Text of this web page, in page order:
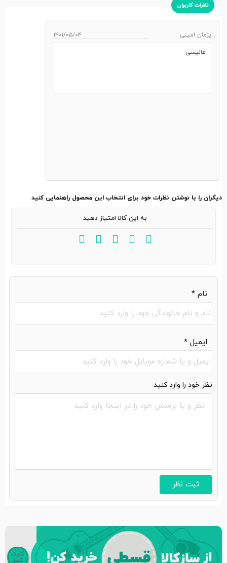
نظرات کاربران
پژمان امینی ۱۴۰۱/۰۵/۰۴
عالیسی
دیگران را با نوشتن نظرات خود برای انتخاب این محصول راهنمایی کنید
نام *
ایمیل *
به این کالا امتیاز دهید